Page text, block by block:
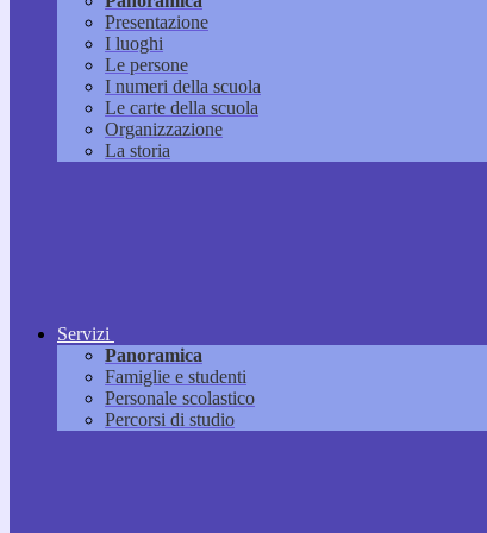
Presentazione
I luoghi
Le persone
I numeri della scuola
Le carte della scuola
Organizzazione
La storia
Servizi
Panoramica
Famiglie e studenti
Personale scolastico
Percorsi di studio